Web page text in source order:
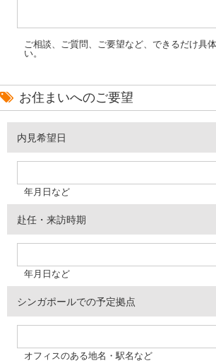
ご相談、ご質問、ご要望など、できるだけ具
い。
お住まいへのご要望
内見希望日
年月日など
赴任・来訪時期
年月日など
シンガポールでの予定拠点
オフィスのある地名・駅名など